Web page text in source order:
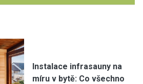
Instalace infrasauny na
míru v bytě: Co všechno